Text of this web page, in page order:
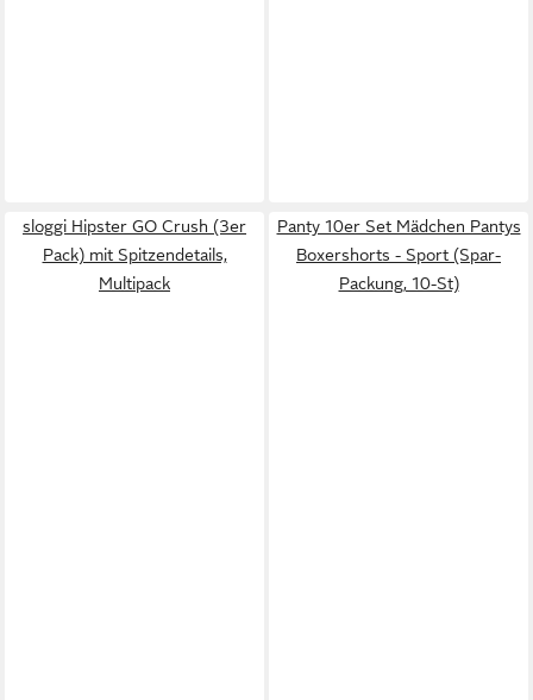
sloggi Hipster GO Crush (3er
Pack) mit Spitzendetails,
Multipack
Panty 10er Set Mädchen Pantys
Boxershorts - Sport (Spar-
Packung, 10-St)